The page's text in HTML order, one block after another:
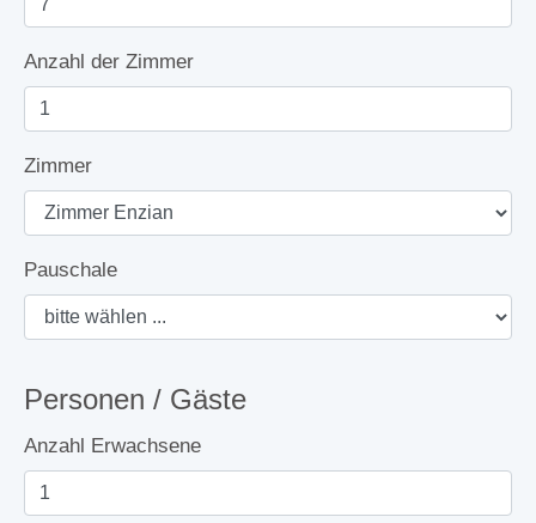
Anzahl der Zimmer
Zimmer
Pauschale
Personen / Gäste
Anzahl Erwachsene